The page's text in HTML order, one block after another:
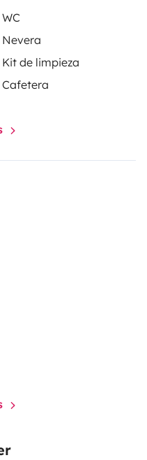
WC
Nevera
Kit de limpieza
Cafetera